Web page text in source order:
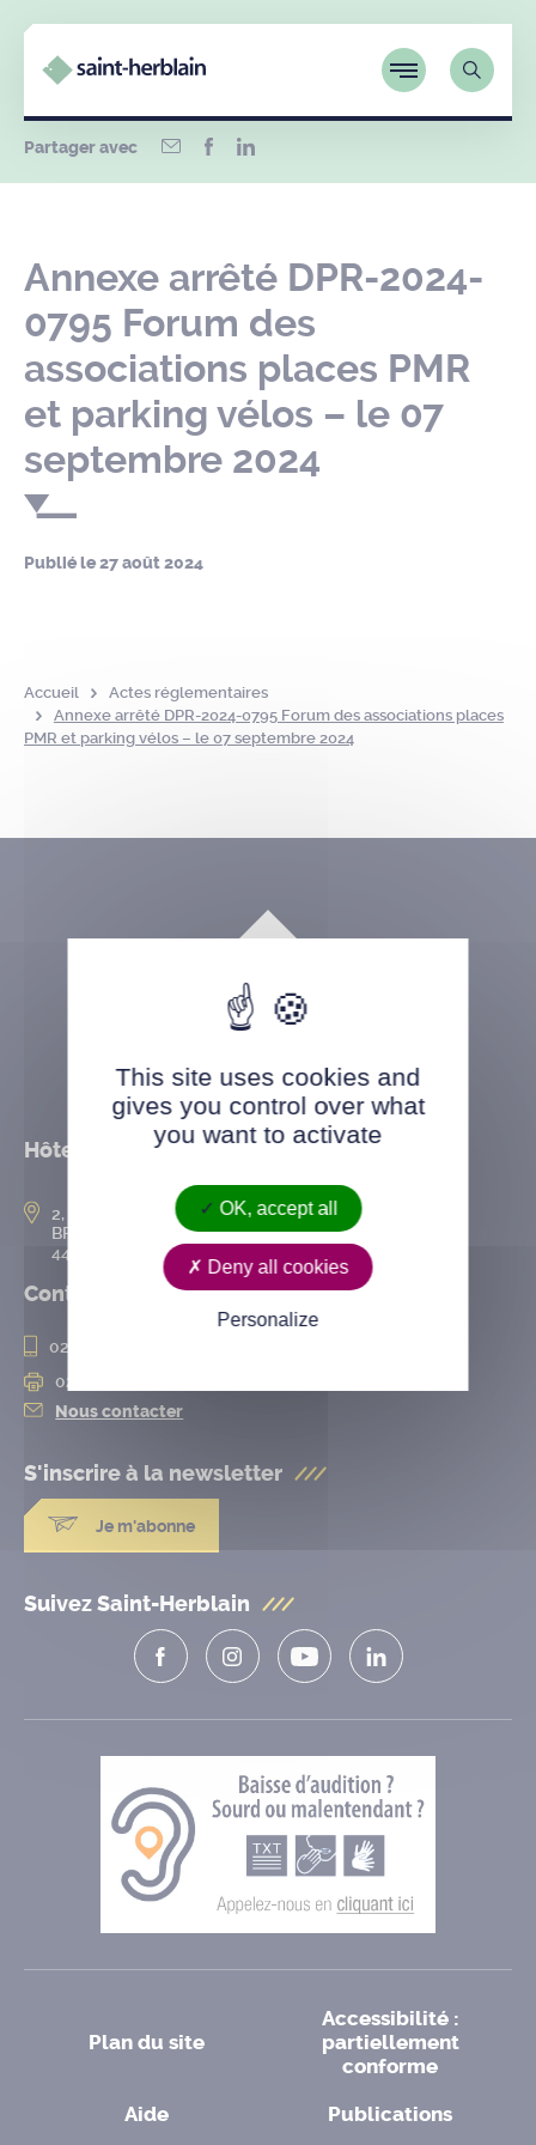
Partager avec
Annexe arrêté DPR-2024-
0795 Forum des
associations places PMR
et parking vélos – le 07
septembre 2024
Publié le27 août 2024
Accueil
Actes réglementaires
Annexe arrêté DPR-2024-0795 Forum des associations places
PMR et parking vélos – le 07 septembre 2024
Hôtel de ville
2, rue de l’Hôtel-de-Ville
BP 50167
44802 Saint-Herblain cedex
Contact
02 28 25 20 00
02 28 25 20 10
Nous contacter
S'inscrire à la newsletter
Je m'abonne
Suivez Saint-Herblain
Plan du site
Accessibilité :
partiellement
conforme
Aide
Publications
This site uses cookies and
gives you control over what
you want to activate
OK, accept all
Deny all cookies
Personalize